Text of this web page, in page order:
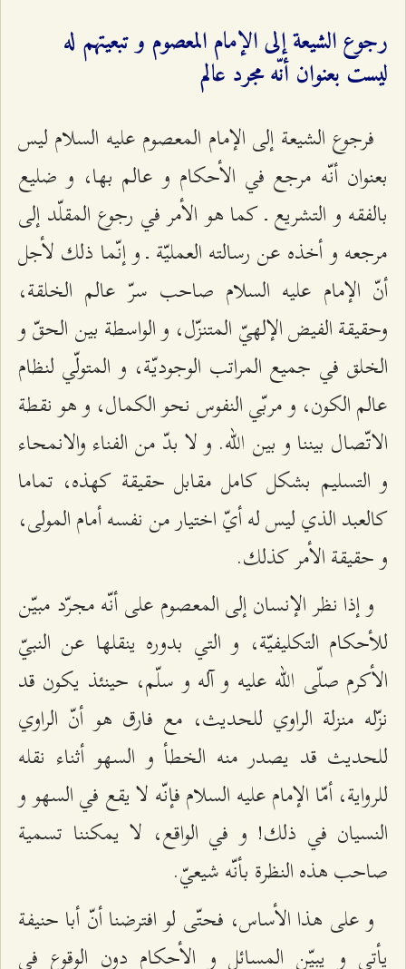
رجوع الشيعة إلى الإمام المعصوم و تبعيتهم له
ليست بعنوان أنّه‌ مجرد عالم
فرجوع الشيعة إلى الإمام المعصوم عليه السلام ليس‌
بعنوان أنّه مرجع في الأحكام و عالم بها، و ضليع
بالفقه و التشريع ـ كما هو الأمر في رجوع المقلّد إلى
مرجعه و أخذه عن رسالته العمليّة ـ و إنّما ذلك لأجل
أنّ الإمام عليه السلام صاحب سرّ عالم الخلقة،
وحقيقة الفيض الإلهيّ المتنزّل، و الواسطة بين الحقّ و
الخلق في جميع المراتب الوجوديّة، و المتولّي لنظام
عالم الكون، و مربّي النفوس نحو الكمال، و هو نقطة
الاتّصال بيننا و بين الله. و لا بدّ من الفناء والانمحاء
و التسليم بشكل كامل مقابل حقيقة كهذه، تماما
كالعبد الذي ليس له أيّ اختيار من نفسه أمام المولى،
و حقيقة الأمر كذلك.
و إذا نظر الإنسان إلى المعصوم على أنّه مجرّد مبيّن
للأحكام التكليفيّة، و التي بدوره ينقلها عن النبيّ
الأكرم صلّى الله عليه و آله و سلّم، حينئذ يكون قد
نزّله منزلة الراوي للحديث، مع فارق هو أنّ الراوي
للحديث قد يصدر منه الخطأ و السهو أثناء نقله
للرواية، أمّا الإمام عليه السلام فإنّه لا يقع في السهو و
النسيان في ذلك! و في الواقع، لا يمكننا تسمية
صاحب هذه النظرة بأنّه شيعيّ.
و على هذا الأساس، فحتّى لو افترضنا أنّ أبا حنيفة
يأتي‌ و يبيّن المسائل و الأحكام دون الوقوع في